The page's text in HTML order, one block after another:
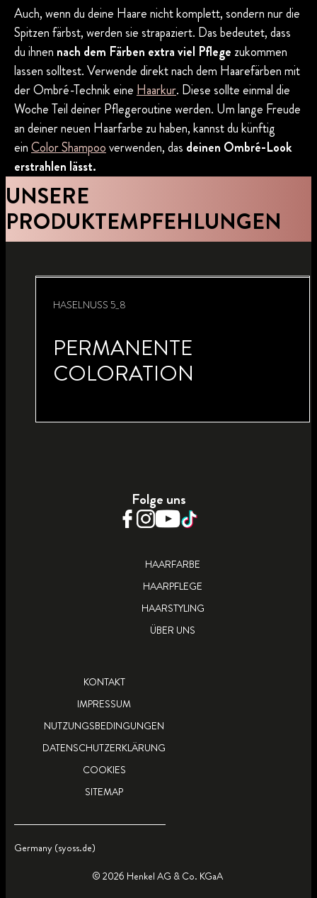
Auch, wenn du deine Haare nicht komplett, sondern nur die
Spitzen färbst, werden sie strapaziert. Das bedeutet, dass
du ihnen nach dem Färben extra viel Pflege zukommen
lassen solltest. Verwende direkt nach dem Haarefärben mit
der Ombré-Technik eine Haarkur. Diese sollte einmal die
Woche Teil deiner Pflegeroutine werden. Um lange Freude
an deiner neuen Haarfarbe zu haben, kannst du künftig
einColor Shampooverwenden, das deinen Ombré-Look
erstrahlen lässt.
UNSERE
PRODUKTEMPFEHLUNGEN
HASELNUSS 5_8
PERMANENTE
COLORATION
Folge uns
HAARFARBE
HAARPFLEGE
HAARSTYLING
ÜBER UNS
KONTAKT
IMPRESSUM
NUTZUNGSBEDINGUNGEN
DATENSCHUTZERKLÄRUNG
COOKIES
SITEMAP
Germany (syoss.de)
© 2026 Henkel AG & Co. KGaA